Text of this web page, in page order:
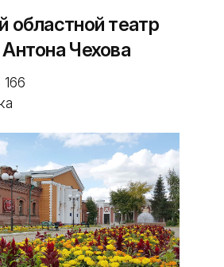
областной театр
Чехова